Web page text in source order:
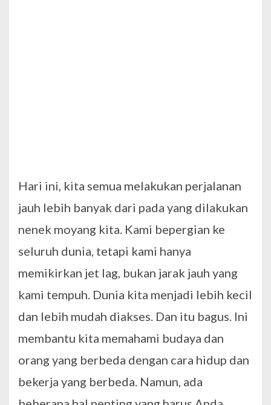
Hari ini, kita semua melakukan perjalanan
jauh lebih banyak dari pada yang dilakukan
nenek moyang kita. Kami bepergian ke
seluruh dunia, tetapi kami hanya
memikirkan jet lag, bukan jarak jauh yang
kami tempuh. Dunia kita menjadi lebih kecil
dan lebih mudah diakses. Dan itu bagus. Ini
membantu kita memahami budaya dan
orang yang berbeda dengan cara hidup dan
bekerja yang berbeda. Namun, ada